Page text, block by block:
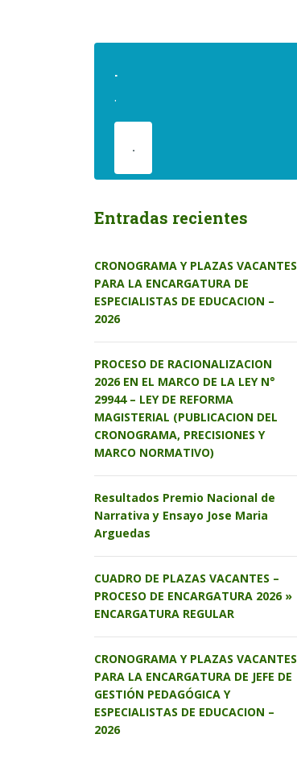
.
.
.
Entradas recientes
CRONOGRAMA Y PLAZAS VACANTES
PARA LA ENCARGATURA DE
ESPECIALISTAS DE EDUCACION –
2026
PROCESO DE RACIONALIZACION
2026 EN EL MARCO DE LA LEY N°
29944 – LEY DE REFORMA
MAGISTERIAL (PUBLICACION DEL
CRONOGRAMA, PRECISIONES Y
MARCO NORMATIVO)
Resultados Premio Nacional de
Narrativa y Ensayo Jose Maria
Arguedas
CUADRO DE PLAZAS VACANTES –
PROCESO DE ENCARGATURA 2026 »
ENCARGATURA REGULAR
CRONOGRAMA Y PLAZAS VACANTES
PARA LA ENCARGATURA DE JEFE DE
GESTIÓN PEDAGÓGICA Y
ESPECIALISTAS DE EDUCACION –
2026